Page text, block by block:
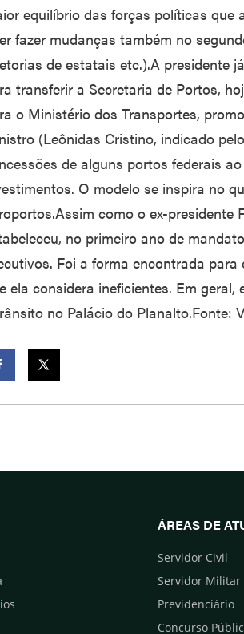
equilíbrio das forças políticas que
fazer mudanças também no
de estatais etc.).A presidente
transferir a Secretaria de Portos,
o Ministério dos Transportes,
(Leônidas Cristino, indicado
de alguns portos federais
O modelo se inspira no
como o ex-presidente
no primeiro ano de
Foi a forma encontrada
ela considera ineficientes. Em
no Palácio do Planalto.Fonte:
ÁREAS DE
Servidor Civil
Servidor Militar
Previdenciário
Concurso